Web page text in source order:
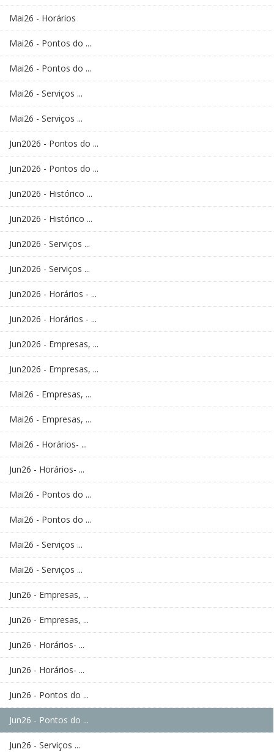
Mai26 - Horários
Mai26 - Pontos do ...
Mai26 - Pontos do ...
Mai26 - Serviços ...
Mai26 - Serviços ...
Jun2026 - Pontos do ...
Jun2026 - Pontos do ...
Jun2026 - Histórico ...
Jun2026 - Histórico ...
Jun2026 - Serviços ...
Jun2026 - Serviços ...
Jun2026 - Horários - ...
Jun2026 - Horários - ...
Jun2026 - Empresas, ...
Jun2026 - Empresas, ...
Mai26 - Empresas, ...
Mai26 - Empresas, ...
Mai26 - Horários- ...
Jun26 - Horários- ...
Mai26 - Pontos do ...
Mai26 - Pontos do ...
Mai26 - Serviços ...
Mai26 - Serviços ...
Jun26 - Empresas, ...
Jun26 - Empresas, ...
Jun26 - Horários- ...
Jun26 - Horários- ...
Jun26 - Pontos do ...
Jun26 - Pontos do ...
Jun26 - Serviços ...